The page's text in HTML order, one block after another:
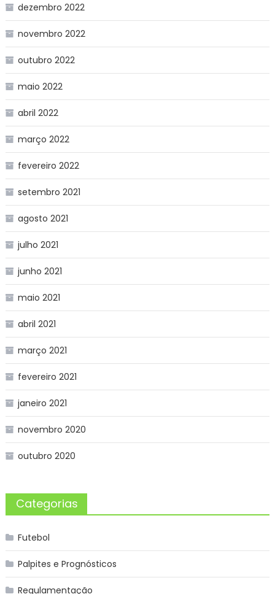
dezembro 2022
novembro 2022
outubro 2022
maio 2022
abril 2022
março 2022
fevereiro 2022
setembro 2021
agosto 2021
julho 2021
junho 2021
maio 2021
abril 2021
março 2021
fevereiro 2021
janeiro 2021
novembro 2020
outubro 2020
Categorias
Futebol
Palpites e Prognósticos
Regulamentação